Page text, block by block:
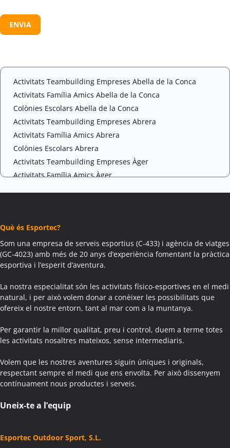
s
e
*
A
P
H
Activitats Teambuilding Empreses Abella de la Conca
Activitats Família Amics Abella de la Conca
Colònies Escolars Abella de la Conca
Activitats Teambuilding Empreses Abrera
Activitats Família Amics Abrera
Colònies Escolars Abrera
Activitats Teambuilding Empreses Àger
Activitats Família Amics Àger
Colònies Escolars Agramunt
Activitats Teambuilding Empreses Aguilar de Segarra
Activitats Família Amics Aguilar de Segarra
Colònies Escolars Aguilar de Segarra
Activitats Teambuilding Empreses Agullana
Activitats Família Amics Agullana
Colònies Escolars Agullana
Activitats Família Amics Aiguafreda
Activitats Teambuilding Empreses Aiguamúrcia
Activitats Família Amics Aiguamúrcia
Colònies Escolars Aiguamúrcia
Activitats Teambuilding Empreses Aiguaviva
Activitats Teambuilding Empreses Aín
Què és Esportec?
Som una empresa de serveis esportius (C-433) i agència de viatges
(GC-4023) amb més de 20 anys d’experiència fomentant la pràctica
esportiva i l’esperit d’aventura.
La nostra especialitat són les activitats físico-esportives en el medi
natural, i per això volem donar a conèixer les possibilitats que
ofereix el nostre entorn, tant al mar com a la muntanya.
Per garantir la millor qualitat, preu i control, duem a terme totes
les activitats nosaltres mateixos, sense intermediaris.
Volem que les nostres aventures siguin úniques i originals,
respectant sempre el medi que ens envolta. Per això dissenyem
contínuament nous productes i serveis.
Uneix-te a l’equip
Esportec Outdoor Sport, S.L.